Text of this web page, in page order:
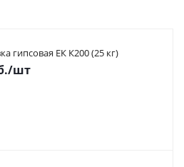
гипсовая ЕК К200 (25 кг)
/шт